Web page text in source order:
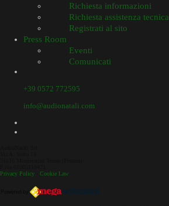
Richiesta informazioni
Richiesta assistenza tecnica
Registrati al sito
Press Room
Eventi
Comunicati
+39 0572 772595
info@audionatali.com
Privacy Policy
Cookie Law